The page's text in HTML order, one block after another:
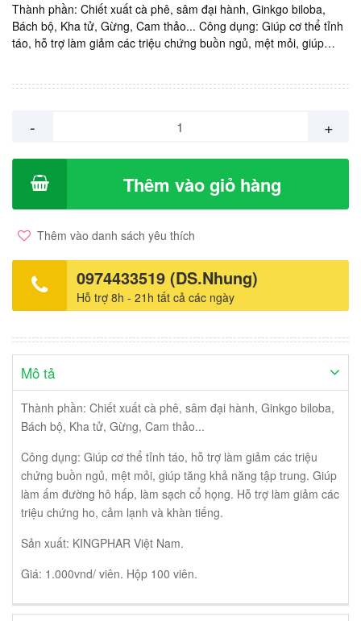
Thành phần: Chiết xuất cà phê, sâm đại hành, Ginkgo biloba,
Bách bộ, Kha tử, Gừng, Cam thảo... Công dụng: Giúp cơ thể tỉnh
táo, hỗ trợ làm giảm các triệu chứng buồn ngủ, mệt mỏi, giúp
tiếng. Sản xuất: KINGPHAR Việt Nam. Giá: 1.000vnd/ viên. Hộp
- +
Thêm vào giỏ hàng
Thêm vào danh sách yêu thích
0974433519 (DS.Nhung)
Hỗ trợ 8h - 21h tất cả các ngày
Mô tả
Thành phần: Chiết xuất cà phê, sâm đại hành, Ginkgo biloba,
Bách bộ, Kha tử, Gừng, Cam thảo...
Công dụng: Giúp cơ thể tỉnh táo, hỗ trợ làm giảm các triệu
chứng buồn ngủ, mệt mỏi, giúp tăng khả năng tập trung. Giúp
làm ấm đường hô hấp, làm sạch cổ họng. Hỗ trợ làm giảm các
triệu chứng ho, cảm lạnh và khàn tiếng.
Sản xuất: KINGPHAR Việt Nam.
Giá: 1.000vnd/ viên. Hộp 100 viên.